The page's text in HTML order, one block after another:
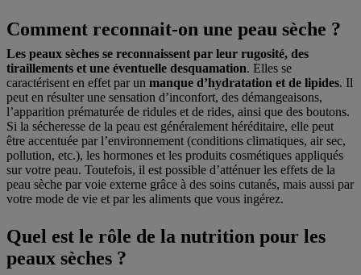
Comment reconnait-on une peau sèche ?
Les peaux sèches se reconnaissent par leur rugosité, des
tiraillements et une éventuelle desquamation. Elles se
caractérisent en effet par un manque d’hydratation et de lipides. Il
peut en résulter une sensation d’inconfort, des démangeaisons,
l’apparition prématurée de ridules et de rides, ainsi que des boutons.
Si la sécheresse de la peau est généralement héréditaire, elle peut
être accentuée par l’environnement (conditions climatiques, air sec,
pollution, etc.), les hormones et les produits cosmétiques appliqués
sur votre peau. Toutefois, il est possible d’atténuer les effets de la
peau sèche par voie externe grâce à des soins cutanés, mais aussi par
votre mode de vie et par les aliments que vous ingérez.
Quel est le rôle de la nutrition pour les
peaux sèches ?